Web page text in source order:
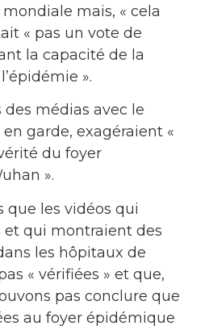
mais, « cela
« pas un vote de
la capacité de la
».
des médias avec le
en garde, exagéraient «
du foyer
».
que les vidéos qui
qui montraient des
les hôpitaux de
« vérifiées » et que,
pas conclure que
au foyer épidémique